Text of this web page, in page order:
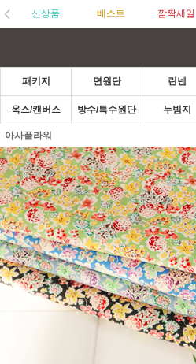
신상품 베스트 깜짝세일
패키지 면원단 린넨
옥스/캔버스 방수/특수원단 누빔지
아사플라워